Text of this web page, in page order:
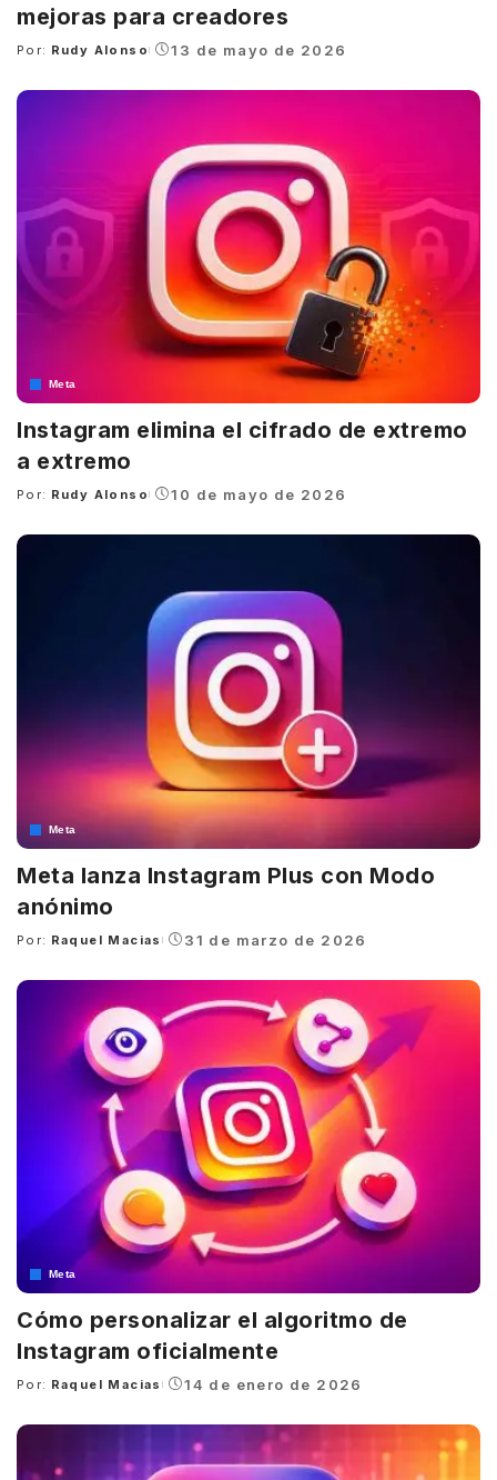
mejoras para creadores
Posted
Por: Rudy Alonso 13 de mayo de 2026
Meta
Instagram elimina el cifrado de extremo
a extremo
Posted
Por: Rudy Alonso 10 de mayo de 2026
Meta
Meta lanza Instagram Plus con Modo
anónimo
Posted
Por: Raquel Macias 31 de marzo de 2026
Meta
Cómo personalizar el algoritmo de
Instagram oficialmente
Posted
Por: Raquel Macias 14 de enero de 2026